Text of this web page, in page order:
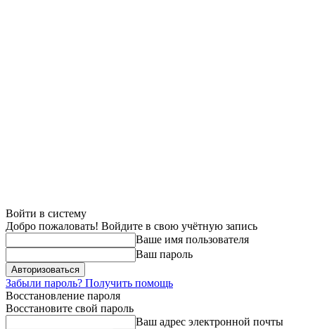
Войти в систему
Добро пожаловать! Войдите в свою учётную запись
Ваше имя пользователя
Ваш пароль
Забыли пароль? Получить помощь
Восстановление пароля
Восстановите свой пароль
Ваш адрес электронной почты